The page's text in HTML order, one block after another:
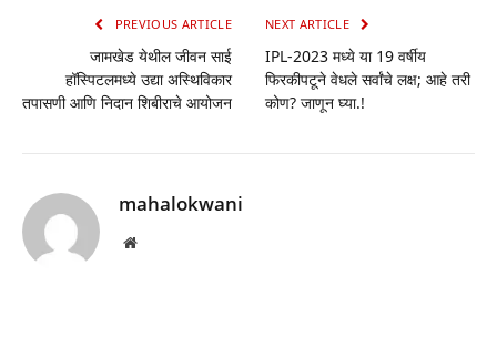
PREVIOUS ARTICLE
जामखेड येथील जीवन साई
हॉस्पिटलमध्ये उद्या अस्थिविकार
तपासणी आणि निदान शिबीराचे आयोजन
NEXT ARTICLE
IPL-2023 मध्ये या 19 वर्षीय
फिरकीपटूने वेधले सर्वांचे लक्ष; आहे तरी
कोण? जाणून घ्या.!
mahalokwani
Website